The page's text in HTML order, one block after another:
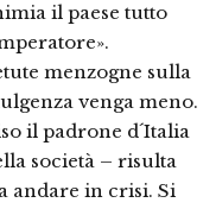
il paese tutto
menzogne sulla
venga meno.
il padrone d´Italia
società – risulta
andare in crisi. Si